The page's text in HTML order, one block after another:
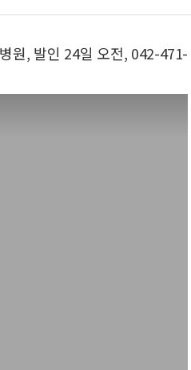
원, 발인 24일 오전, 042-471-